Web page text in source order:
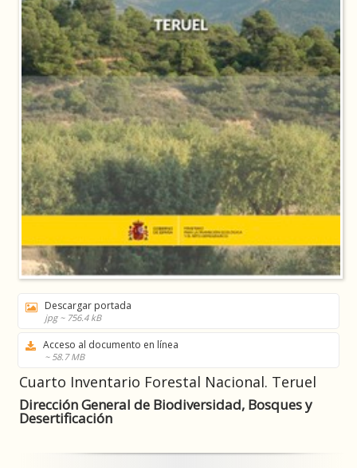
Descargar portada
jpg ~ 756.4 kB
Acceso al documento en línea
~ 58.7 MB
Cuarto Inventario Forestal Nacional. Teruel
Dirección General de Biodiversidad, Bosques y
Desertificación